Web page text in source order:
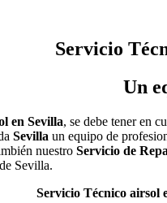
Servicio
Un
en Sevilla, se debe tener en
Sevilla un equipo de
nuestro Servicio de
Sevilla.
Servicio Técnico airsol